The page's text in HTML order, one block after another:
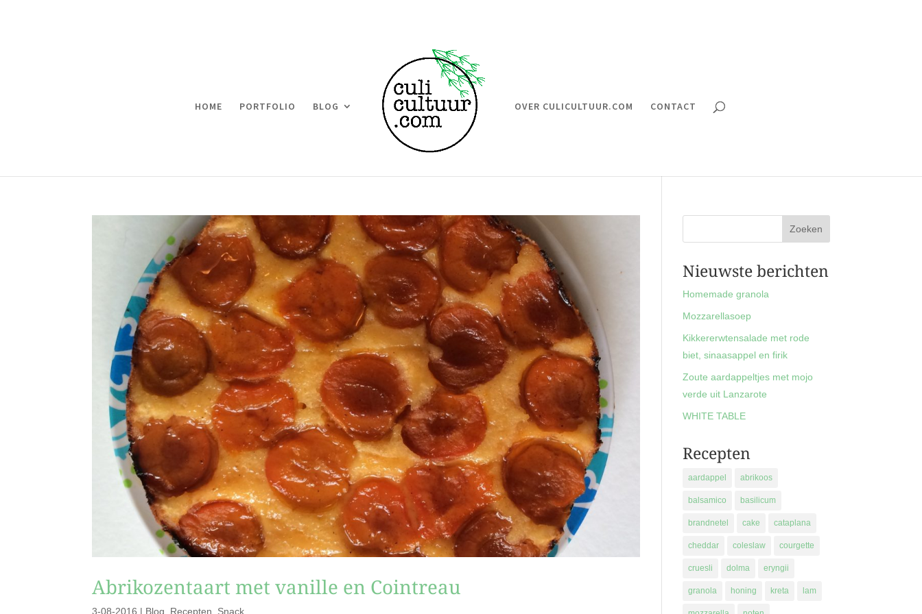
HOME PORTFOLIO BLOG OVER CULICULTUUR.COM CONTACT
Abrikozentaart met vanille en Cointreau
3-08-2016 | Blog Recepten Snack
Nieuwste berichten
Homemade granola
Mozzarellasoep
Kikkererwtensalade met rode
biet, sinaasappel en firik
Zoute aardappeltjes met mojo
verde uit Lanzarote
WHITE TABLE
Recepten
aardappel abrikoos
balsamico basilicum
brandnetel cake cataplana
cheddar coleslaw courgette
cruesli dolma eryngii
granola honing kreta lam